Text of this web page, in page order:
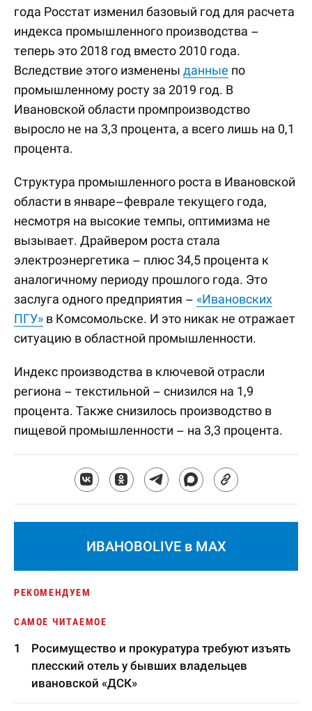
года Росстат изменил базовый год для расчета
индекса промышленного производства –
теперь это 2018 год вместо 2010 года.
Вследствие этого изменены данные по
промышленному росту за 2019 год. В
Ивановской области промпроизводство
выросло не на 3,3 процента, а всего лишь на 0,1
процента.
Структура промышленного роста в Ивановской
области в январе–феврале текущего года,
несмотря на высокие темпы, оптимизма не
вызывает. Драйвером роста стала
электроэнергетика – плюс 34,5 процента к
аналогичному периоду прошлого года. Это
заслуга одного предприятия – «Ивановских
ПГУ» в Комсомольске. И это никак не отражает
ситуацию в областной промышленности.
Индекс производства в ключевой отрасли
региона – текстильной – снизился на 1,9
процента. Также снизилось производство в
пищевой промышленности – на 3,3 процента.
ИВАНОВОLIVE в MAX
РЕКОМЕНДУЕМ
САМОЕ ЧИТАЕМОЕ
Росимущество и прокуратура требуют изъять
плесский отель у бывших владельцев
ивановской «ДСК»